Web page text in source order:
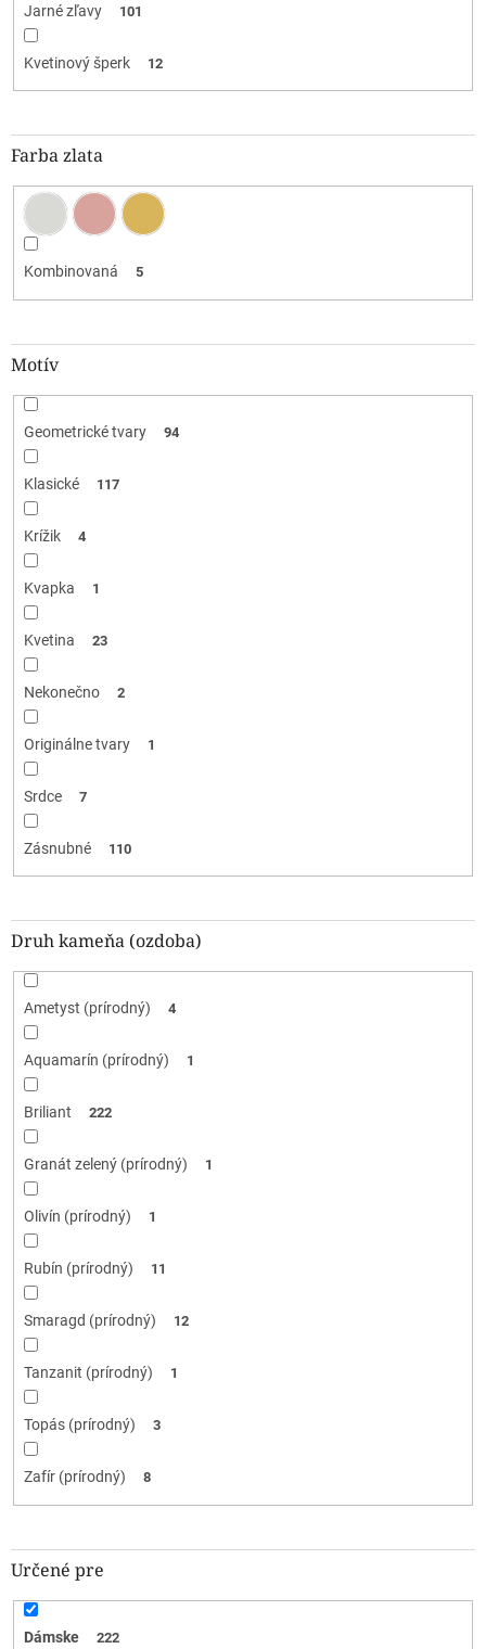
Jarné zľavy 101
Kvetinový šperk 12
Farba zlata
Kombinovaná 5
Motív
Geometrické tvary 94
Klasické 117
Krížik 4
Kvapka 1
Kvetina 23
Nekonečno 2
Originálne tvary 1
Srdce 7
Zásnubné 110
Druh kameňa (ozdoba)
Ametyst (prírodný) 4
Aquamarín (prírodný) 1
Briliant 222
Granát zelený (prírodný) 1
Olivín (prírodný) 1
Rubín (prírodný) 11
Smaragd (prírodný) 12
Tanzanit (prírodný) 1
Topás (prírodný) 3
Zafír (prírodný) 8
Určené pre
Dámske 222